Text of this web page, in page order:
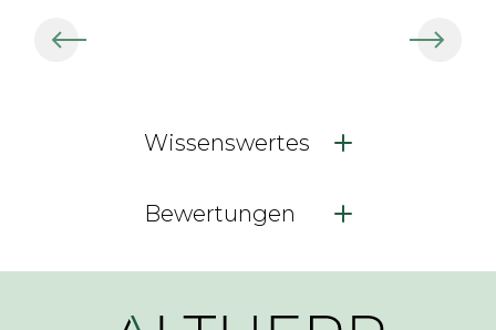
Wissenswertes
Bewertungen